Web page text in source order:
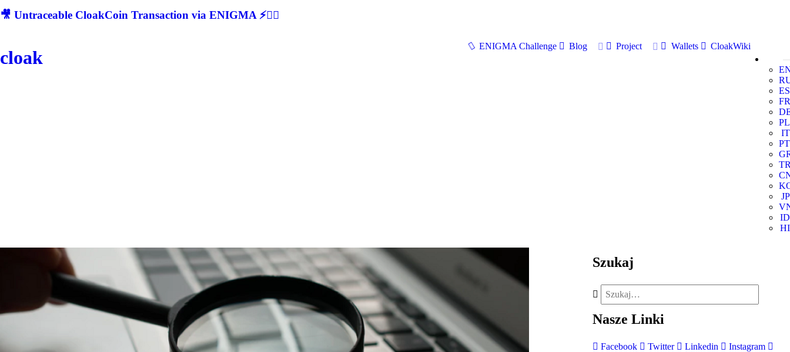
🎥 Untraceable CloakCoin Transaction via ENIGMA ⚡🕵‍♂
cloak
ENIGMA Challenge Blog Project Wallets
CloakWiki
ES
FR
PL
IT
PT
JP
ID
HI
Szukaj
Nasze Linki
Facebook Twitter Linkedin
Instagram